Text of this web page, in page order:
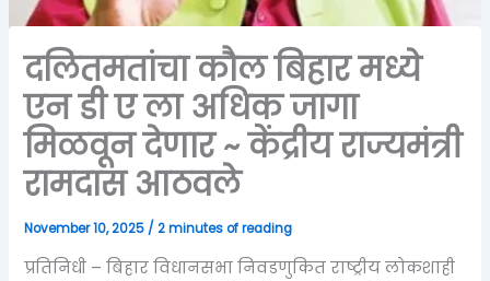
दलितमतांचा कौल बिहार मध्ये
एन डी ए ला अधिक जागा
मिळवून देणार ~ केंद्रीय राज्यमंत्री
रामदास आठवले
November 10, 2025 /2 minutes of reading
प्रतिनिधी – बिहार विधानसभा निवडणुकित राष्ट्रीय लोकशाही